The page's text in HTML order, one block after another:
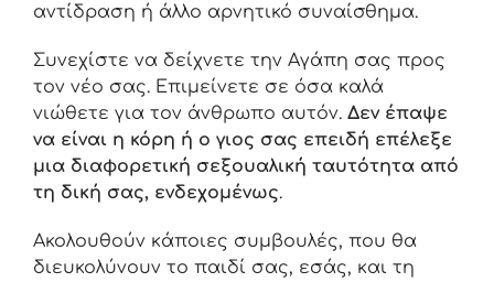
αντίδραση ή άλλο αρνητικό συναίσθημα.
Συνεχίστε να δείχνετε την Αγάπη σας προς
τον νέο σας. Επιμείνετε σε όσα καλά
νιώθετε για τον άνθρωπο αυτόν. Δεν έπαψε
να είναι η κόρη ή ο γιος σας επειδή επέλεξε
μια διαφορετική σεξουαλική ταυτότητα από
τη δική σας, ενδεχομένως.
Ακολουθούν κάποιες συμβουλές, που θα
διευκολύνουν το παιδί σας, εσάς, και τη